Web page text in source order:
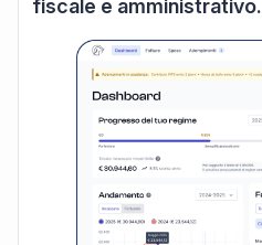
fiscale e amministrativo.